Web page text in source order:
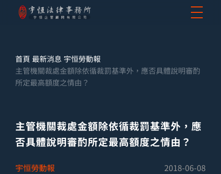
首頁 最新消息 宇恒勞動報
主管機關裁處金額除依循裁罰基準外，應否具體說明審酌
所定最高額度之情由？
主管機關裁處金額除依循裁罰基準外，應
否具體說明審酌所定最高額度之情由？
宇恒勞動報 2018-06-08